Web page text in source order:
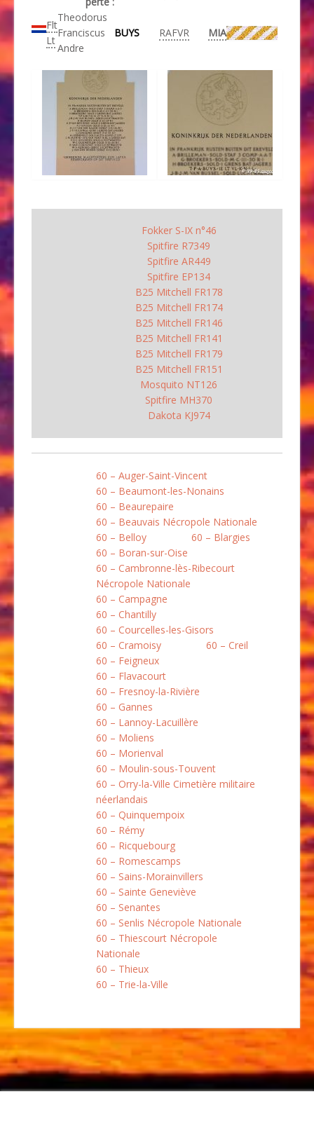
Flt
Lt
Theodorus
Franciscus
Andre
BUYS RAFVR MIA
Fokker S-IX n°46
Spitfire R7349
Spitfire AR449
Spitfire EP134
B25 Mitchell FR178
B25 Mitchell FR174
B25 Mitchell FR146
B25 Mitchell FR141
B25 Mitchell FR179
B25 Mitchell FR151
Mosquito NT126
Spitfire MH370
Dakota KJ974
60 – Auger-Saint-Vincent
60 – Beaumont-les-Nonains
60 – Beaurepaire
60 – Beauvais Nécropole Nationale
60 – Belloy
60 – Blargies
60 – Boran-sur-Oise
60 – Cambronne-lès-Ribecourt
Nécropole Nationale
60 – Campagne
60 – Chantilly
60 – Courcelles-les-Gisors
60 – Cramoisy
60 – Creil
60 – Feigneux
60 – Flavacourt
60 – Fresnoy-la-Rivière
60 – Gannes
60 – Lannoy-Lacuillère
60 – Moliens
60 – Morienval
60 – Moulin-sous-Touvent
60 – Orry-la-Ville Cimetière militaire
néerlandais
60 – Quinquempoix
60 – Rémy
60 – Ricquebourg
60 – Romescamps
60 – Sains-Morainvillers
60 – Sainte Geneviève
60 – Senantes
60 – Senlis Nécropole Nationale
60 – Thiescourt Nécropole
Nationale
60 – Thieux
60 – Trie-la-Ville